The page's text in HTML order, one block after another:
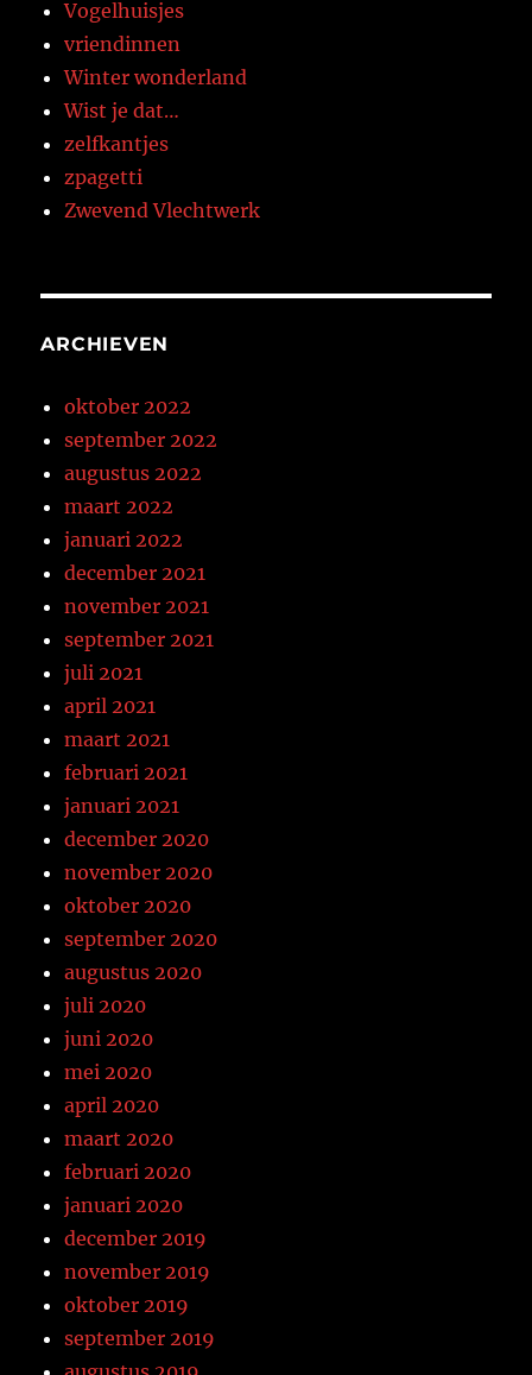
Vogelhuisjes
vriendinnen
Winter wonderland
Wist je dat…
zelfkantjes
zpagetti
Zwevend Vlechtwerk
ARCHIEVEN
oktober 2022
september 2022
augustus 2022
maart 2022
januari 2022
december 2021
november 2021
september 2021
juli 2021
april 2021
maart 2021
februari 2021
januari 2021
december 2020
november 2020
oktober 2020
september 2020
augustus 2020
juli 2020
juni 2020
mei 2020
april 2020
maart 2020
februari 2020
januari 2020
december 2019
november 2019
oktober 2019
september 2019